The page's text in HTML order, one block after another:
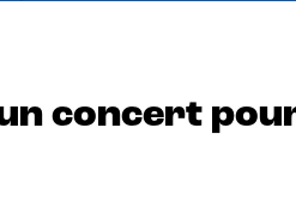
concert